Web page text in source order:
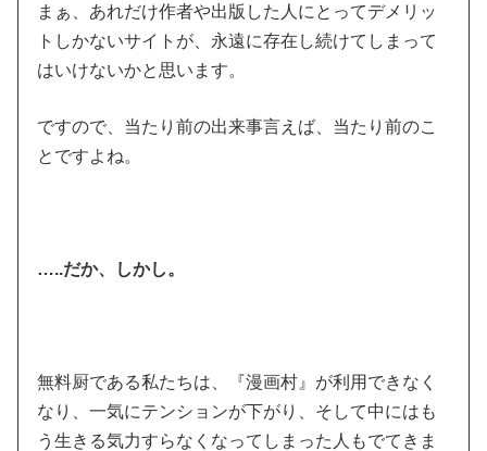
まぁ、あれだけ作者や出版した人にとってデメリッ
トしかないサイトが、永遠に存在し続けてしまって
はいけないかと思います。
ですので、当たり前の出来事言えば、当たり前のこ
とですよね。
…..だか、しかし。
無料厨である私たちは、『漫画村』が利用できなく
なり、一気にテンションが下がり、そして中にはも
う生きる気力すらなくなってしまった人もでてきま